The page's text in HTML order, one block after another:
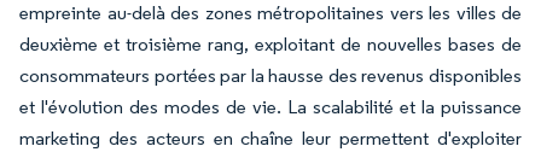
empreinte au-delà des zones métropolitaines vers les villes de
deuxième et troisième rang, exploitant de nouvelles bases de
consommateurs portées par la hausse des revenus disponibles
et l'évolution des modes de vie. La scalabilité et la puissance
marketing des acteurs en chaîne leur permettent d'exploiter